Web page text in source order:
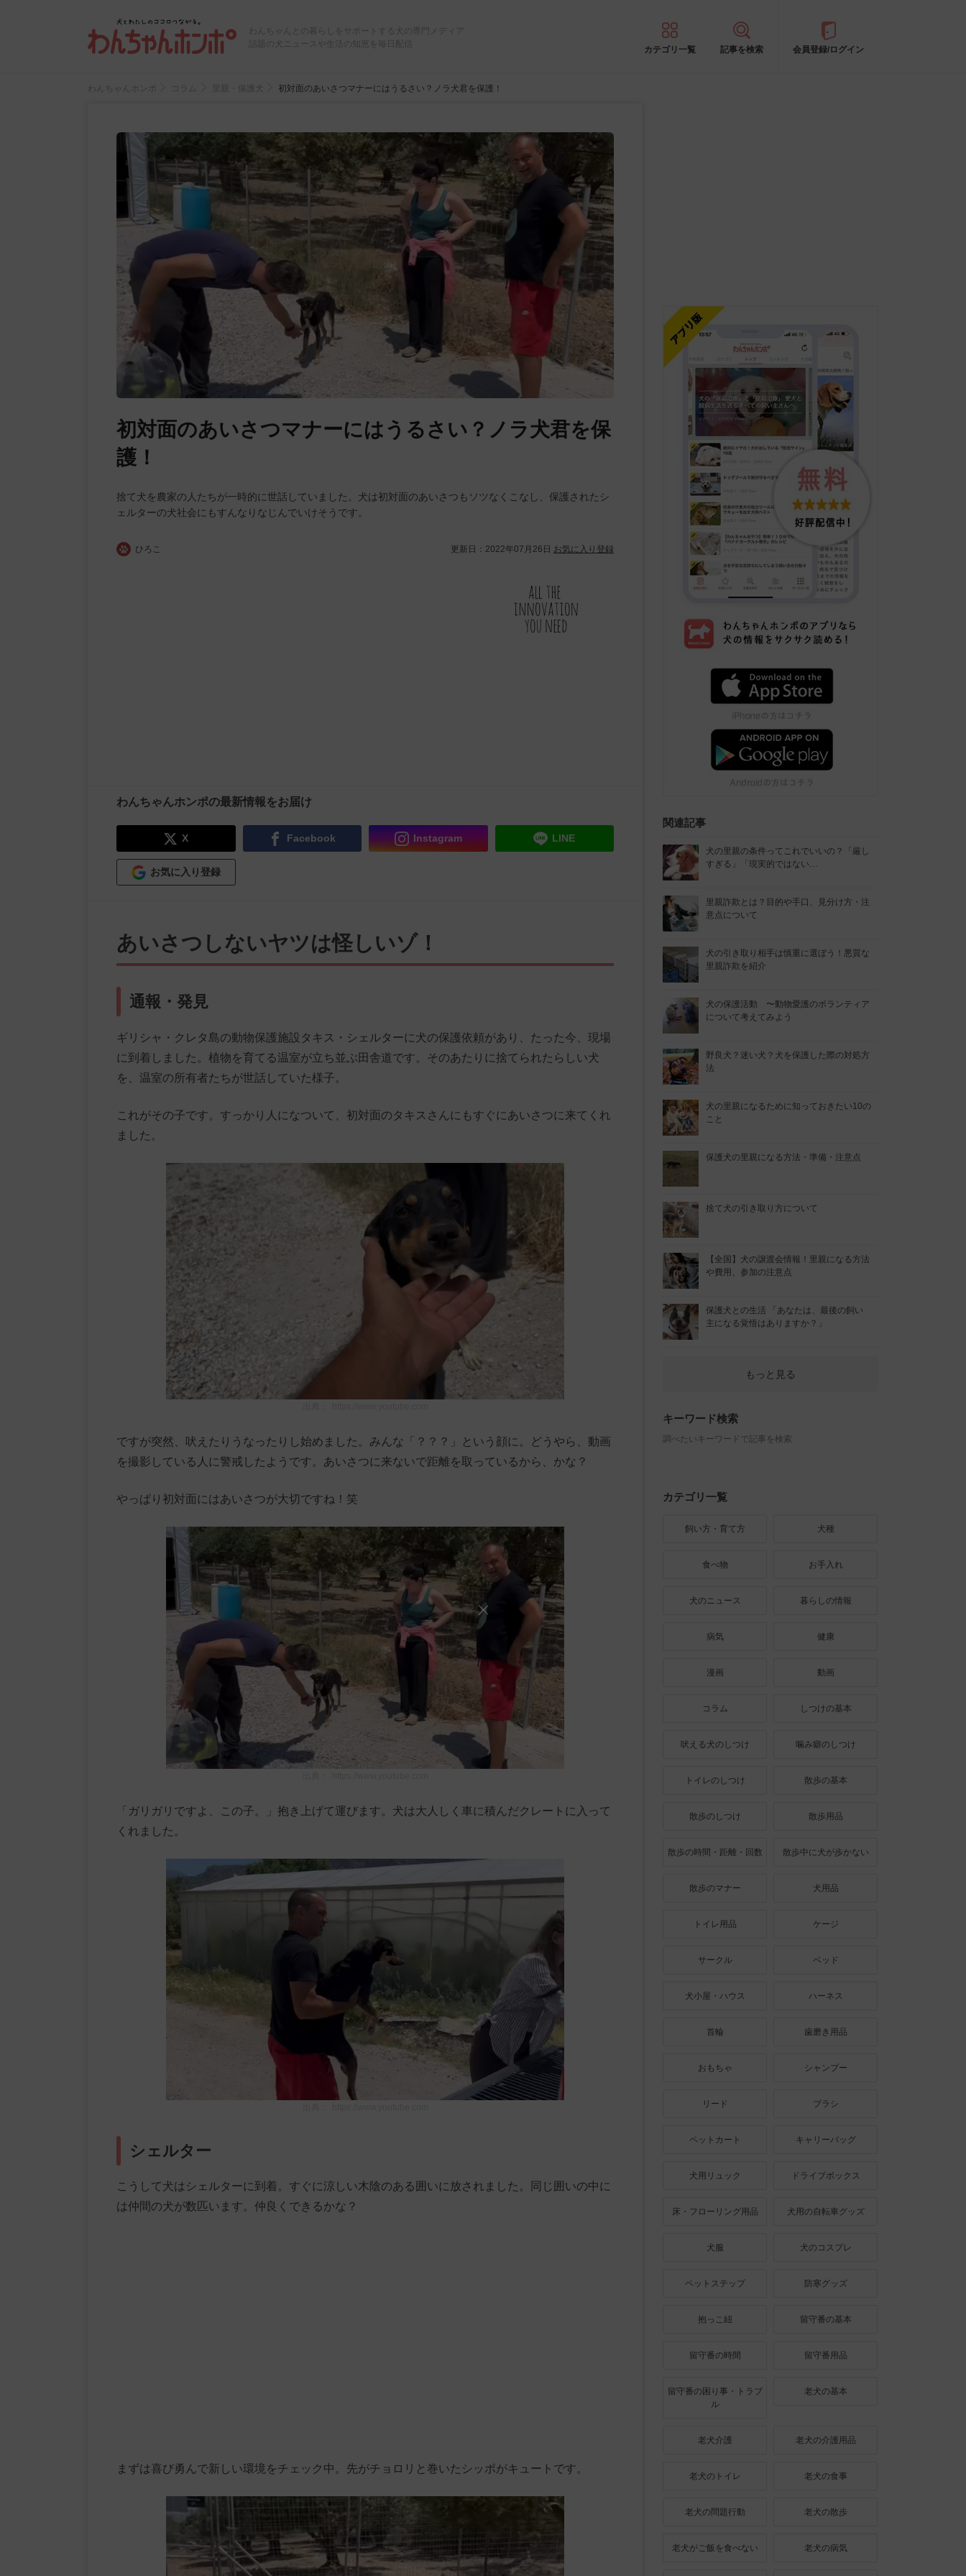
わんちゃんとの暮らしをサポートする犬の専門メディア
話題の犬ニュースや生活の知恵を毎日配信
カテゴリ一覧 記事を検索 会員登録/ログイン
わんちゃんホンポ コラム 里親・保護犬 初対面のあいさつマナーにはうるさい？ノラ犬君を保護！
初対面のあいさつマナーにはうるさい？ノラ犬君を保
護！
捨て犬を農家の人たちが一時的に世話していました。犬は初対面のあいさつもソツなくこなし、保護されたシ
ェルターの犬社会にもすんなりなじんでいけそうです。
ひろこ 更新日： 2022年07月26日 お気に入り登録
わんちゃんホンポの最新情報をお届け
X Facebook Instagram LINE
お気に入り登録
あいさつしないヤツは怪しいゾ！
通報・発見
ギリシャ・クレタ島の動物保護施設タキス・シェルターに犬の保護依頼があり、たった今、現場
に到着しました。植物を育てる温室が立ち並ぶ田舎道です。そのあたりに捨てられたらしい犬
を、温室の所有者たちが世話していた様子。
これがその子です。すっかり人になついて、初対面のタキスさんにもすぐにあいさつに来てくれ
ました。
ですが突然、吠えたりうなったりし始めました。みんな「？？？」という顔に。どうやら、動画
を撮影している人に警戒したようです。あいさつに来ないで距離を取っているから、かな？
やっぱり初対面にはあいさつが大切ですね！笑
「ガリガリですよ、この子。」抱き上げて運びます。犬は大人しく車に積んだクレートに入って
くれました。
シェルター
こうして犬はシェルターに到着。すぐに涼しい木陰のある囲いに放されました。同じ囲いの中に
は仲間の犬が数匹います。仲良くできるかな？
まずは喜び勇んで新しい環境をチェック中。先がチョロリと巻いたシッポがキュートです。
関連記事
犬の里親の条件ってこれでいいの？「厳し
すぎる」「現実的ではない…
里親詐欺とは？目的や手口、見分け方・注
意点について
犬の引き取り相手は慎重に選ぼう！悪質な
里親詐欺を紹介
犬の保護活動 〜動物愛護のボランティア
について考えてみよう
野良犬？迷い犬？犬を保護した際の対処方
法
犬の里親になるために知っておきたい10の
こと
保護犬の里親になる方法・準備・注意点
捨て犬の引き取り方について
【全国】犬の譲渡会情報！里親になる方法
や費用、参加の注意点
保護犬との生活 「あなたは、最後の飼い
主になる覚悟はありますか？」
もっと見る
キーワード検索
調べたいキーワードで記事を検索
カテゴリ一覧
飼い方・育て方 犬種
食べ物 お手入れ
犬のニュース 暮らしの情報
病気 健康
漫画 動画
コラム しつけの基本
吠える犬のしつけ 噛み癖のしつけ
トイレのしつけ 散歩の基本
散歩のしつけ 散歩用品
散歩の時間・距離・回数 散歩中に犬が歩かない
散歩のマナー 犬用品
トイレ用品 ケージ
サークル ベッド
犬小屋・ハウス ハーネス
首輪 歯磨き用品
おもちゃ シャンプー
リード ブラシ
ペットカート キャリーバッグ
犬用リュック ドライブボックス
床・フローリング用品 犬用の自転車グッズ
犬服 犬のコスプレ
ペットステップ 防寒グッズ
抱っこ紐 留守番の基本
留守番の時間 留守番用品
留守番の困り事・トラブ
ル
老犬の基本
老犬介護 老犬の介護用品
老犬のトイレ 老犬の食事
老犬の問題行動 老犬の散歩
老犬がご飯を食べない 老犬の病気